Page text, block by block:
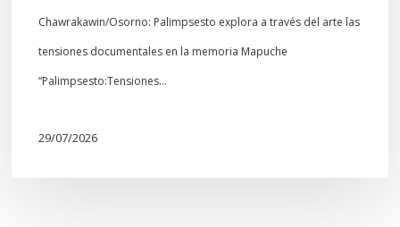
Chawrakawin/Osorno: Palimpsesto explora a través del arte las
tensiones documentales en la memoria Mapuche
“Palimpsesto:Tensiones…
29/07/2026